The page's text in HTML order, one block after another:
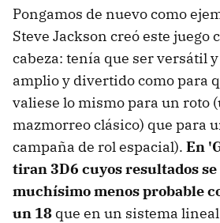
Pongamos de nuevo como
Steve Jackson creó este juego
cabeza: tenía que ser versátil
amplio y divertido como para
valiese lo mismo para un roto
mazmorreo clásico) que para
campaña de rol espacial). En
tiran 3D6 cuyos resultados se
muchísimo menos probable
un 18 que en un sistema